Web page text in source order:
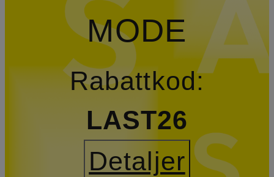
MODE
Rabattkod:
LAST26
Detaljer